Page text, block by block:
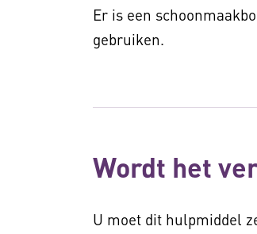
Er is een
gebruiken.
Wordt het
U moet dit hulpmiddel